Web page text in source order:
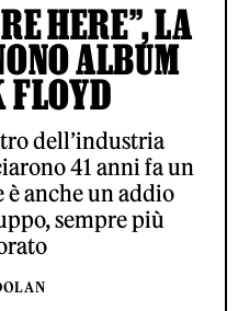
HERE”, LA
ALBUM
FLOYD
dell’industria
41 anni fa un
anche un addio
sempre più